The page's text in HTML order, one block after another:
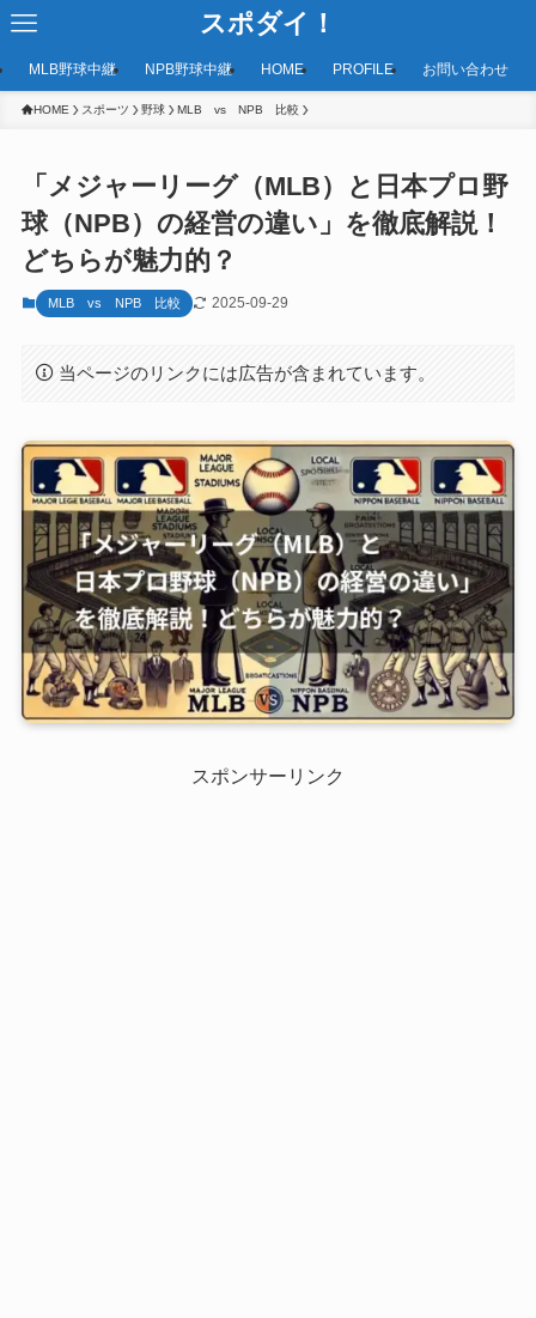
スポダイ！
MLB野球中継 NPB野球中継 HOME PROFILE お問い合わせ
HOME スポーツ 野球 MLB vs NPB 比較
「メジャーリーグ（MLB）と日本プロ野
球（NPB）の経営の違い」を徹底解説！
どちらが魅力的？
MLB vs NPB 比較 2025-09-29
当ページのリンクには広告が含まれています。
スポンサーリンク